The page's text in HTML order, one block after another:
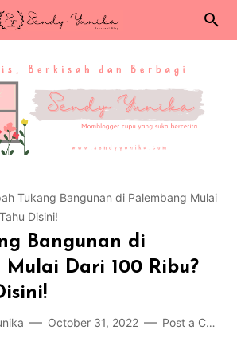
Tukang Bangunan di Palembang Mulai
Disini!
Bangunan di
Mulai Dari 100 Ribu?
October 31, 2022 Post a Comment